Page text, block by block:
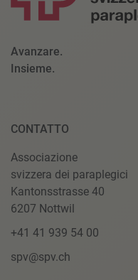
Avanzare.
Insieme.
CONTATTO
Associazione
svizzera dei paraplegici
Kantonsstrasse 40
6207 Nottwil
+41 41 939 54 00
spv@spv.ch